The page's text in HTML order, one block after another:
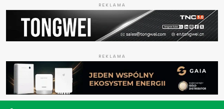
REKLAMA
REKLAMA